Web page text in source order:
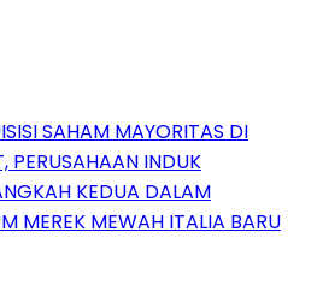
SAHAM MAYORITAS DI
PERUSAHAAN INDUK
KEDUA DALAM
MEREK MEWAH ITALIA BARU